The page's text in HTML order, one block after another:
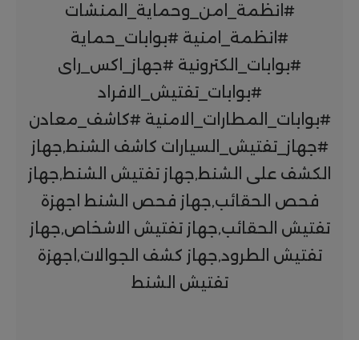
#انظمة_امن_وحماية_المنشات
#انظمة_امنية #بوابات_حماية
#بوابات_الكترونية #جهاز_اكس_راى
#بوابات_تفتيش_الافراد
#بوابات_المطارات_الامنية #كاشف_معادن
#جهاز_تفتيش_السيارات كاشف الشنط,جهاز
الكشف على الشنط,جهاز تفتيش الشنط,جهاز
فحص الحقائب,جهاز فحص الشنط اجهزة
تفتيش الحقائب,جهاز تفتيش الاشخاص,جهاز
تفتيش الطرود,جهاز كشف الجوالات,اجهزة
تفتيش الشنط